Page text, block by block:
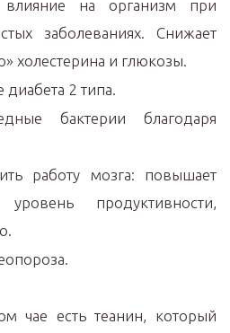
влияние на организм при
заболеваниях. Снижает
холестерина и глюкозы.
2 типа.
бактерии благодаря
работу мозга: повышает
продуктивности,
чае есть теанин, который